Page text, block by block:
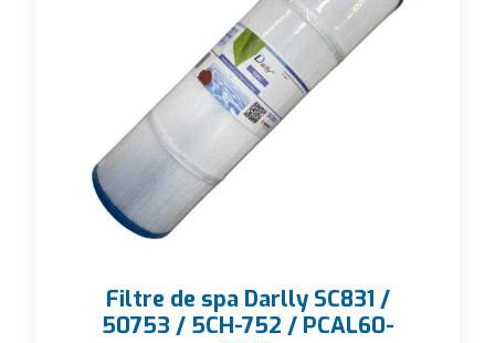
Filtre de spa Darlly SC831 /
50753 / 5CH-752 / PCAL60-